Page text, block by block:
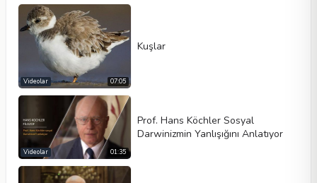
07:05
Videolar
Kuşlar
01:35
Videolar
Prof. Hans Köchler Sosyal
Darwinizmin Yanlışığını Anlatıyor